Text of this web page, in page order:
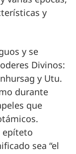
y
y se
Divinos:
y Utu.
durante
que
epíteto
sea “el